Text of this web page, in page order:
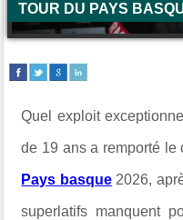
TOUR DU PAYS
Quel exploit
de 19 ans a remporté le
Pays basque2026,
superlatifs manquent